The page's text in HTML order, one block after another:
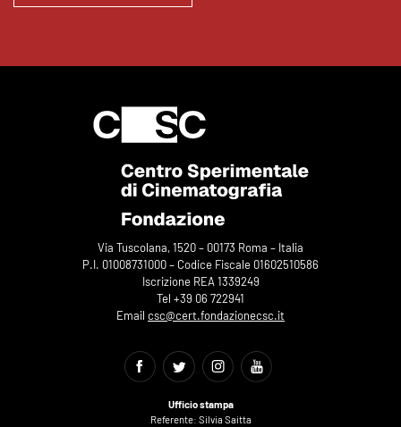
Via Tuscolana, 1520 – 00173 Roma – Italia
P.I. 01008731000 – Codice Fiscale 01602510586
Iscrizione REA 1339249
Tel +39 06 722941
Email csc@cert.fondazionecsc.it
Ufficio stampa
Referente: Silvia Saitta